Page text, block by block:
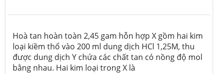
Hoà tan hoàn toàn 2,45 gam hỗn hợp X gồm hai kim
loại kiềm thổ vào 200 ml dung dịch HCl 1,25M, thu
được dung dịch Y chứa các chất tan có nồng độ mol
bằng nhau. Hai kim loại trong X là